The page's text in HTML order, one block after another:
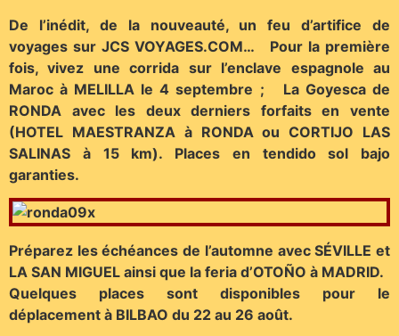
De l’inédit, de la nouveauté, un feu d’artifice de
voyages sur JCS VOYAGES.COM… Pour la première
fois, vivez une corrida sur l’enclave espagnole au
Maroc à MELILLA le 4 septembre ; La Goyesca de
RONDA avec les deux derniers forfaits en vente
(HOTEL MAESTRANZA à RONDA ou CORTIJO LAS
SALINAS à 15 km). Places en tendido sol bajo
garanties.
Préparez les échéances de l’automne avec SÉVILLE et
LA SAN MIGUEL ainsi que la feria d’OTOÑO à MADRID.
Quelques places sont disponibles pour le
déplacement à BILBAO du 22 au 26 août.